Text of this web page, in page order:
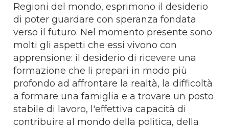
Regioni del mondo, esprimono il desiderio
di poter guardare con speranza fondata
verso il futuro. Nel momento presente sono
molti gli aspetti che essi vivono con
apprensione: il desiderio di ricevere una
formazione che li prepari in modo più
profondo ad affrontare la realtà, la difficoltà
a formare una famiglia e a trovare un posto
stabile di lavoro, l'effettiva capacità di
contribuire al mondo della politica, della